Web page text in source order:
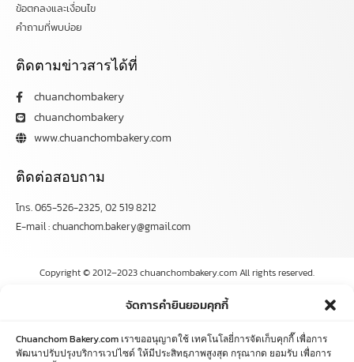
จัดการคำยินยอมคุกกี้
Chuanchom Bakery.com เราขออนุญาตใช้ เทคโนโลยี่การจัดเก็บคุกกี๊ เพื่อการ
พัฒนาปรับปรุงบริการเวปไซด์ ให้มีประสิทธฺภาพสูงสุด กรุณากด ยอมรับ เพื่อการ
ข้อตกลงและเงื่อนไข
คำถามที่พบบ่อย
ติดตามข่าวสารได้ที่
chuanchombakery
chuanchombakery
www.chuanchombakery.com
ติดต่อสอบถาม
โทร. 065-526-2325, 02 519 8212
E-mail : chuanchom.bakery@gmail.com
Copyright © 2012–2023 chuanchombakery.com All rights reserved.